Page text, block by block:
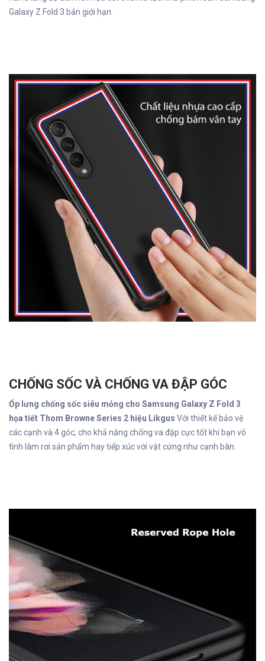
Galaxy Z Fold 3 bản giới hạn.
CHỐNG SỐC VÀ CHỐNG VA ĐẬP GÓC
Ốp lưng chống sốc siêu mỏng cho Samsung Galaxy Z Fold 3
họa tiết Thom Browne Series 2 hiệu Likgus Với thiết kế bảo vệ
các cạnh và 4 góc, cho khả năng chống va đập cực tốt khi bạn vô
tình làm rơi sản phẩm hay tiếp xúc với vật cứng như cạnh bàn.